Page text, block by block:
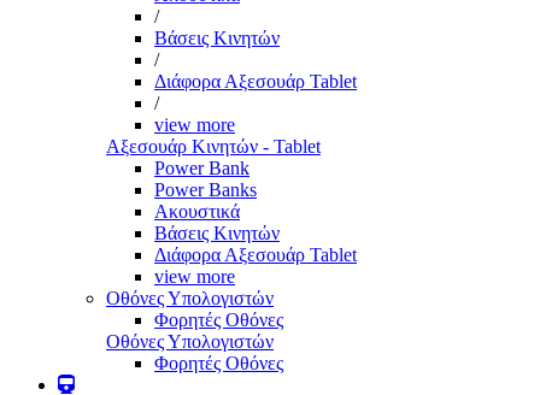
/
Βάσεις Κινητών
/
Διάφορα Αξεσουάρ Tablet
/
view more
Αξεσουάρ Κινητών - Tablet
Power Bank
Power Banks
Ακουστικά
Βάσεις Κινητών
Διάφορα Αξεσουάρ Tablet
view more
Οθόνες Υπολογιστών
Φορητές Οθόνες
Οθόνες Υπολογιστών
Φορητές Οθόνες